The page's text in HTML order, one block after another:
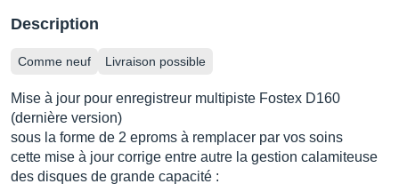
Description
Comme neuf Livraison possible
Mise à jour pour enregistreur multipiste Fostex D160
(dernière version)
sous la forme de 2 eproms à remplacer par vos soins
cette mise à jour corrige entre autre la gestion calamiteuse
des disques de grande capacité :